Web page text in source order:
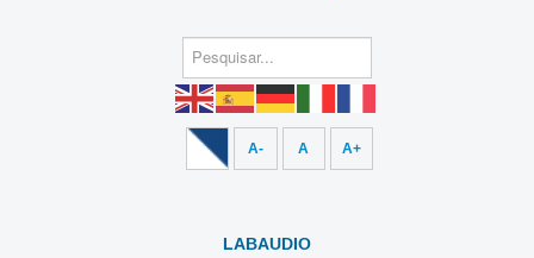
A- A A+
LABAUDIO